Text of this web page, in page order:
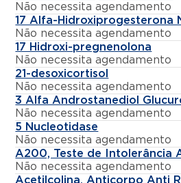
Não necessita agendamento
17 Alfa-Hidroxiprogesterona
Não necessita agendamento
17 Hidroxi-pregnenolona
Não necessita agendamento
21-desoxicortisol
Não necessita agendamento
3 Alfa Androstanediol
Não necessita agendamento
5 Nucleotidase
Não necessita agendamento
A200, Teste de Intolerância
Não necessita agendamento
Acetilcolina, Anticorpo Anti